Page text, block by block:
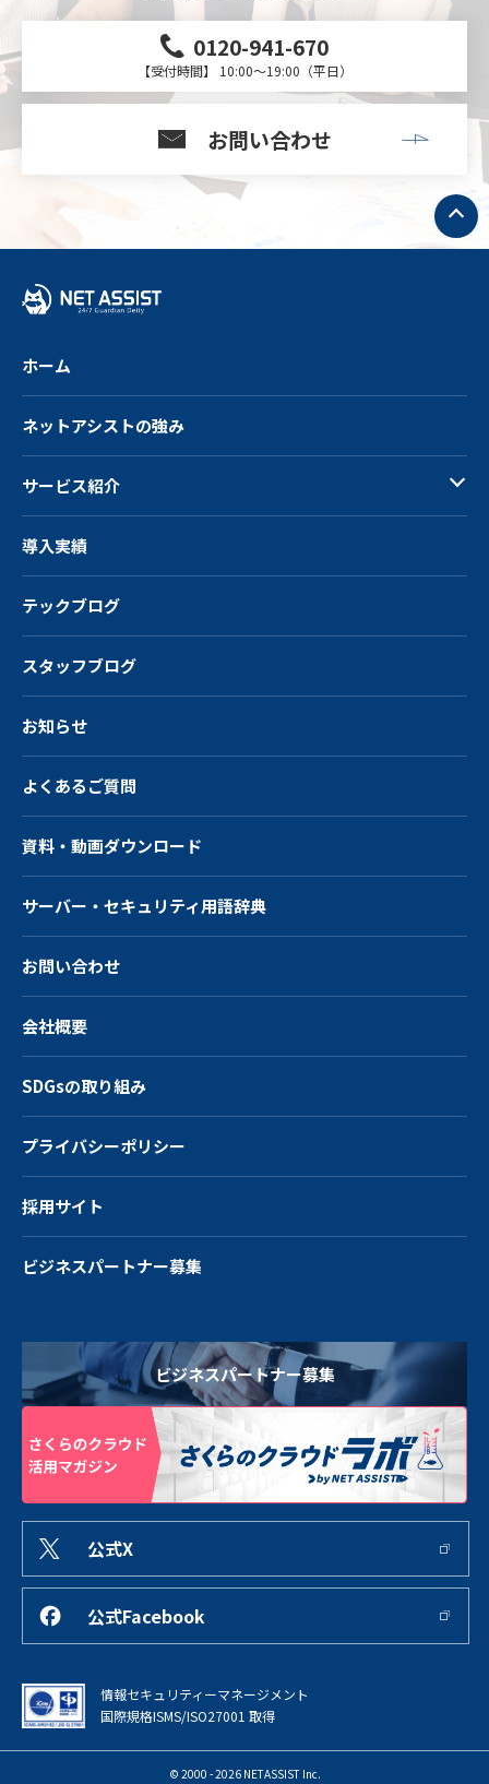
0120-941-670
【受付時間】 10:00～19:00（平日）
お問い合わせ
ト
ッ
プ
へ
ホーム
ネットアシストの強み
サービス紹介
導入実績
テックブログ
スタッフブログ
お知らせ
よくあるご質問
資料・動画ダウンロード
サーバー・ セキュリティ用語辞典
お問い合わせ
会社概要
SDGsの取り組み
プライバシーポリシー
採用サイト
ビジネスパートナー募集
ビジネスパートナー募集
公式X
公式Facebook
情報セキュリティーマネージメント
国際規格ISMS/ISO27001 取得
© 2000 - 2026 NETASSIST Inc.